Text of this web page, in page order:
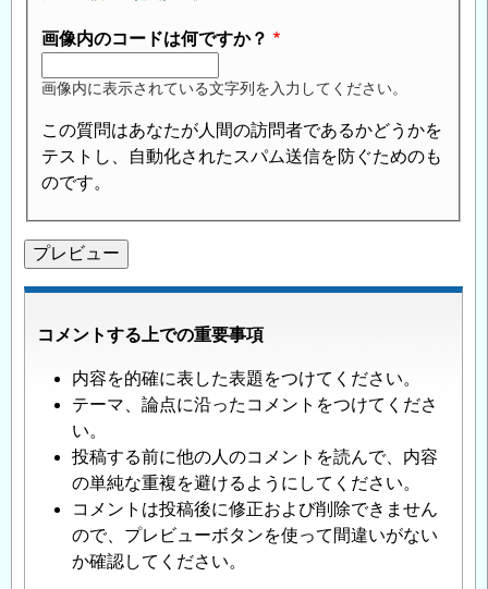
画像内のコードは何ですか？
画像内に表示されている文字列を入力してください。
この質問はあなたが人間の訪問者であるかどうかを
テストし、自動化されたスパム送信を防ぐためのも
のです。
コメントする上での重要事項
内容を的確に表した表題をつけてください。
テーマ、論点に沿ったコメントをつけてくださ
い。
投稿する前に他の人のコメントを読んで、内容
の単純な重複を避けるようにしてください。
コメントは投稿後に修正および削除できません
ので、プレビューボタンを使って間違いがない
か確認してください。